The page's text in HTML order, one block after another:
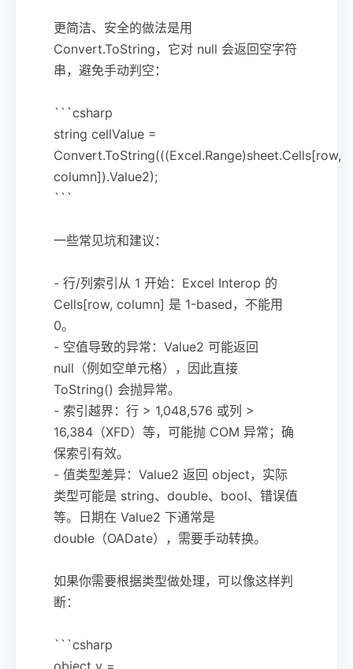
更简洁、安全的做法是用
Convert.ToString，它对 null 会返回空字符
串，避免手动判空：
```csharp
string cellValue =
Convert.ToString(((Excel.Range)sheet.Cells[row,
column]).Value2);
```
一些常见坑和建议：
- 行/列索引从 1 开始：Excel Interop 的
Cells[row, column] 是 1-based，不能用
0。
- 空值导致的异常：Value2 可能返回
null（例如空单元格），因此直接
ToString() 会抛异常。
- 索引越界：行 > 1,048,576 或列 >
16,384（XFD）等，可能抛 COM 异常；确
保索引有效。
- 值类型差异：Value2 返回 object，实际
类型可能是 string、double、bool、错误值
等。日期在 Value2 下通常是
double（OADate），需要手动转换。
如果你需要根据类型做处理，可以像这样判
断：
```csharp
object v =